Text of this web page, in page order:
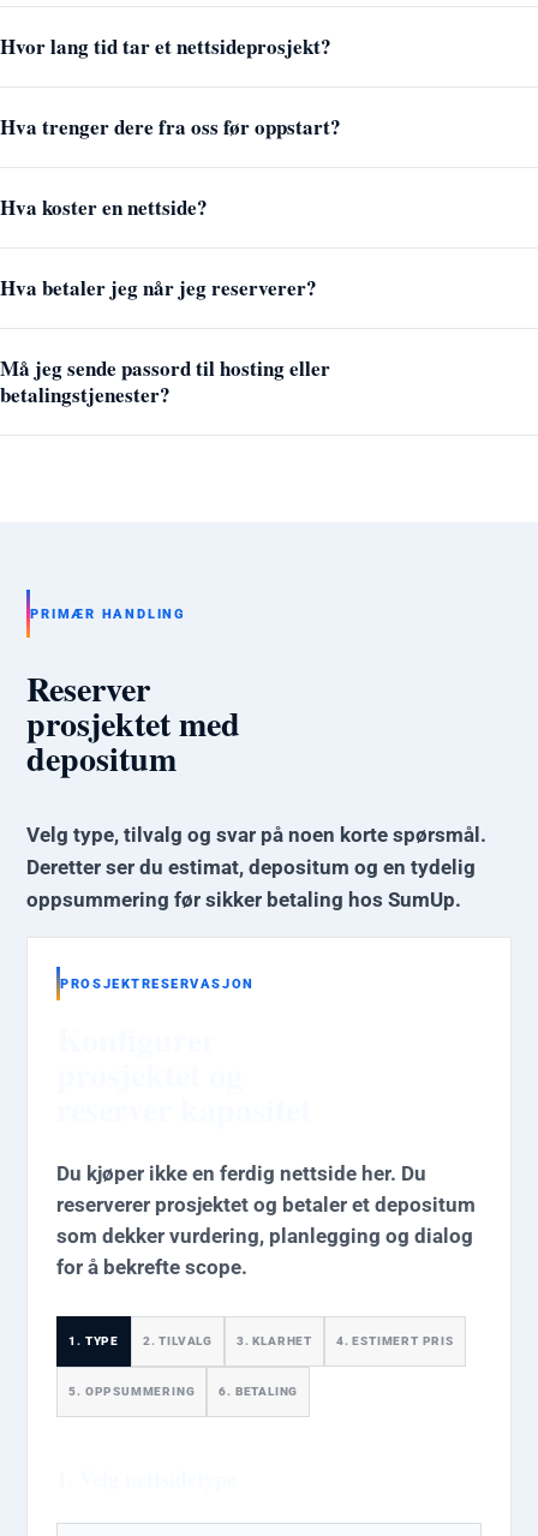
Hvor lang tid tar et nettsideprosjekt?
Hva trenger dere fra oss før oppstart?
Hva koster en nettside?
Hva betaler jeg når jeg reserverer?
Må jeg sende passord til hosting eller
betalingstjenester?
PRIMÆR HANDLING
Reserver
prosjektet med
depositum
Velg type, tilvalg og svar på noen korte spørsmål.
Deretter ser du estimat, depositum og en tydelig
oppsummering før sikker betaling hos SumUp.
PROSJEKTRESERVASJON
Du kjøper ikke en ferdig nettside her. Du
reserverer prosjektet og betaler et depositum
som dekker vurdering, planlegging og dialog
for å bekrefte scope.
TYPE TILVALG KLARHET ESTIMERT PRIS
OPPSUMMERING BETALING